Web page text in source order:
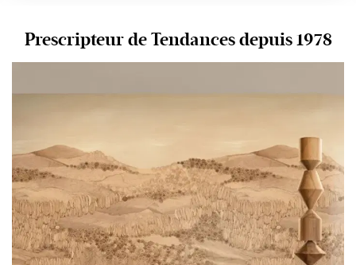
Prescripteur de Tendances depuis 1978